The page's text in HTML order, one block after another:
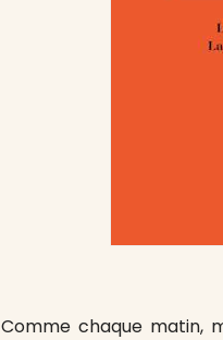
Comme chaque matin,